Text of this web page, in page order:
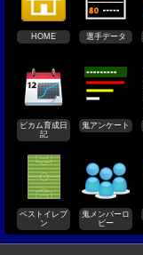
HOME 選手データ
ビカム育成日
記
鬼アンケート
ベストイレブ
ン
鬼メンバーロ
ビー